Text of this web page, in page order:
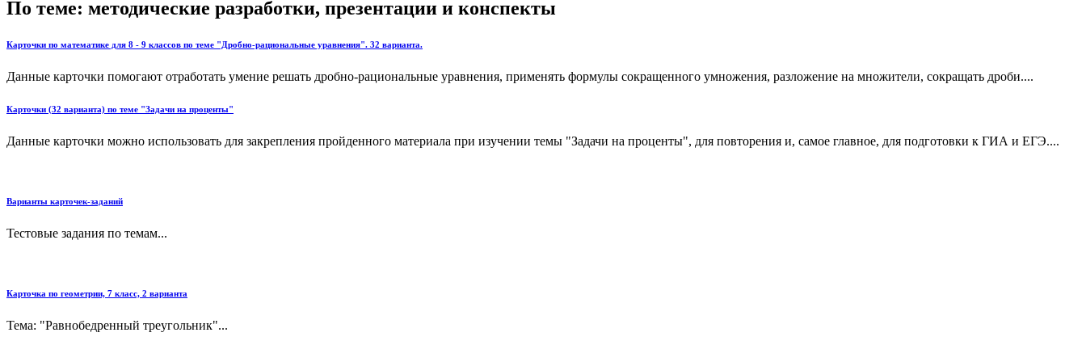
По теме: методические разработки, презентации и конспекты
Карточки по математике для 8 - 9 классов по теме "Дробно-рациональные уравнения". 32 варианта.
Данные карточки помогают отработать умение решать дробно-рациональные уравнения, применять формулы сокращенного умножения, разложение на множители, сокращать дроби....
Карточки (32 варианта) по теме "Задачи на проценты"
Данные карточки можно использовать для закрепления пройденного материала при изучении темы "Задачи на проценты", для повторения и, самое главное, для подготовки к ГИА и ЕГЭ....
Варианты карточек-заданий
Тестовые задания по темам...
Карточка по геометрии, 7 класс, 2 варианта
Тема: "Равнобедренный треугольник"...